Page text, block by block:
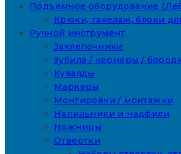
Подъемное оборудование
Крюки, такелаж, блоки
Ручной инструмент
Заклепочники
Зубила / кернеры /
Кувалды
Маркеры
Монтировки / монтажки
Напильники и надфили
Ножницы
Отвертки